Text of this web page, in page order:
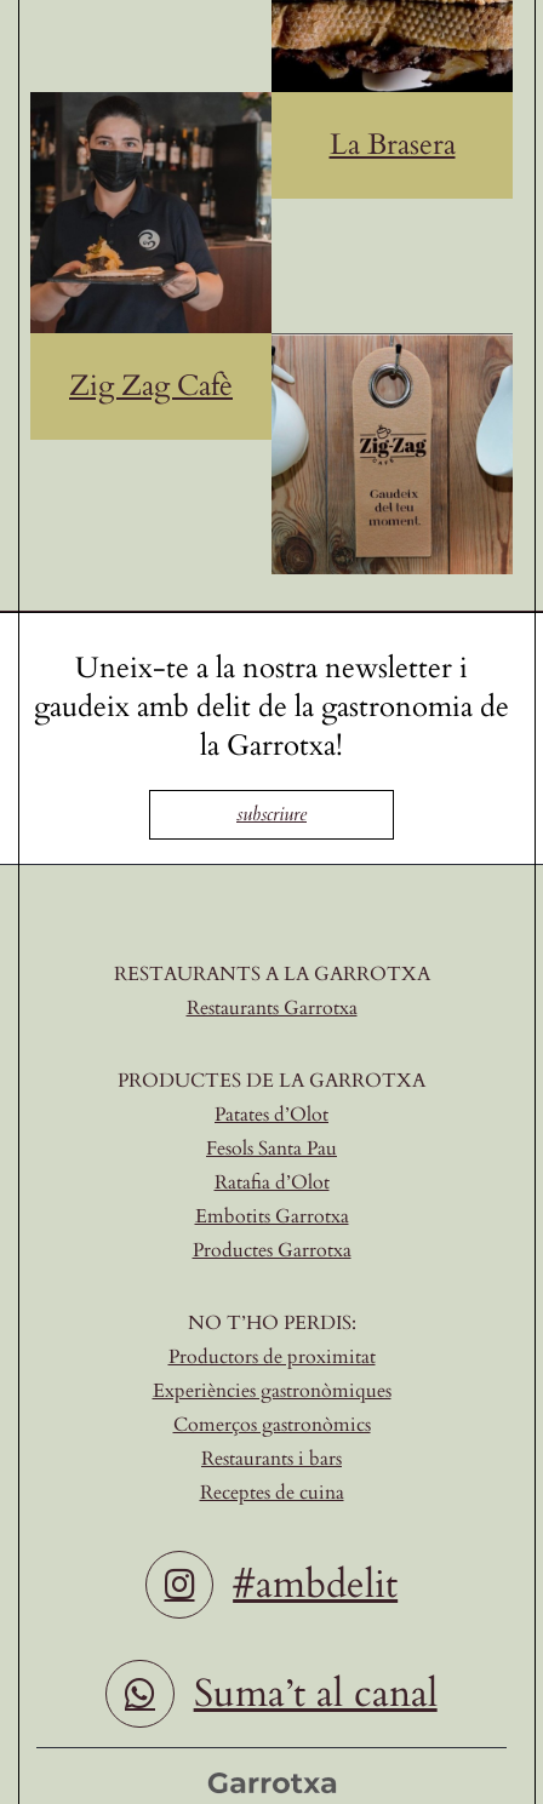
La Brasera
Zig Zag Cafè
Uneix-te a la nostra newsletter i
gaudeix amb delit de la gastronomia de
la Garrotxa!
subscriure
RESTAURANTS A LA GARROTXA
Restaurants Garrotxa
PRODUCTES DE LA GARROTXA
Patates d’Olot
Fesols Santa Pau
Ratafia d’Olot
Embotits Garrotxa
Productes Garrotxa
NO T’HO PERDIS:
Productors de proximitat
Experiències gastronòmiques
Comerços gastronòmics
Restaurants i bars
Receptes de cuina
#ambdelit
Suma’t al canal